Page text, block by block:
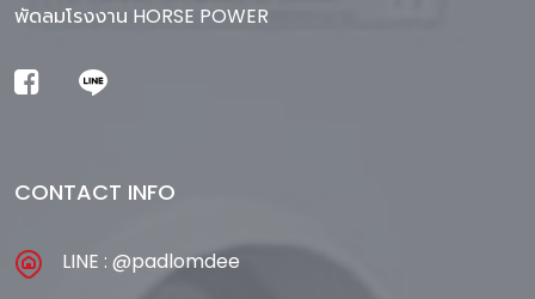
พัดลมโรงงาน HORSE POWER
CONTACT INFO
LINE : @padlomdee